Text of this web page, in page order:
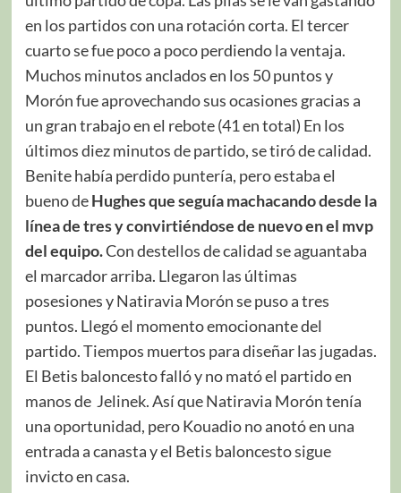
en los partidos con una rotación corta. El tercer
cuarto se fue poco a poco perdiendo la ventaja.
Muchos minutos anclados en los 50 puntos y
Morón fue aprovechando sus ocasiones gracias a
un gran trabajo en el rebote (41 en total) En los
últimos diez minutos de partido, se tiró de calidad.
Benite había perdido puntería, pero estaba el
bueno deHughes que seguía machacando desde la
línea de tres y convirtiéndose de nuevo en el mvp
del equipo.Con destellos de calidad se aguantaba
el marcador arriba. Llegaron las últimas
posesiones y Natiravia Morón se puso a tres
puntos. Llegó el momento emocionante del
partido. Tiempos muertos para diseñar las jugadas.
El Betis baloncesto falló y no mató el partido en
manos de Jelinek. Así que Natiravia Morón tenía
una oportunidad, pero Kouadio no anotó en una
entrada a canasta y el Betis baloncesto sigue
invicto en casa.